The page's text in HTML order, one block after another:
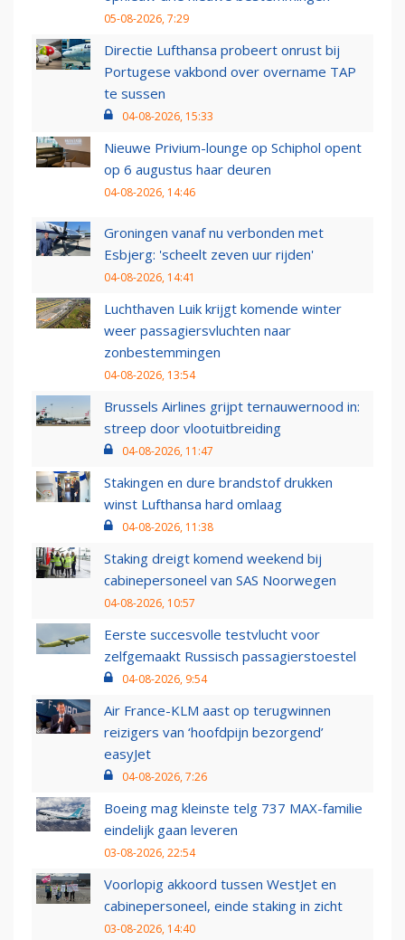
05-08-2026, 7:29
Directie Lufthansa probeert onrust bij
Portugese vakbond over overname TAP
te sussen
04-08-2026, 15:33
Nieuwe Privium-lounge op Schiphol opent
op 6 augustus haar deuren
04-08-2026, 14:46
Groningen vanaf nu verbonden met
Esbjerg: 'scheelt zeven uur rijden'
04-08-2026, 14:41
Luchthaven Luik krijgt komende winter
weer passagiersvluchten naar
zonbestemmingen
04-08-2026, 13:54
Brussels Airlines grijpt ternauwernood in:
streep door vlootuitbreiding
04-08-2026, 11:47
Stakingen en dure brandstof drukken
winst Lufthansa hard omlaag
04-08-2026, 11:38
Staking dreigt komend weekend bij
cabinepersoneel van SAS Noorwegen
04-08-2026, 10:57
Eerste succesvolle testvlucht voor
zelfgemaakt Russisch passagierstoestel
04-08-2026, 9:54
Air France-KLM aast op terugwinnen
reizigers van ‘hoofdpijn bezorgend’
easyJet
04-08-2026, 7:26
Boeing mag kleinste telg 737 MAX-familie
eindelijk gaan leveren
03-08-2026, 22:54
Voorlopig akkoord tussen WestJet en
cabinepersoneel, einde staking in zicht
03-08-2026, 14:40